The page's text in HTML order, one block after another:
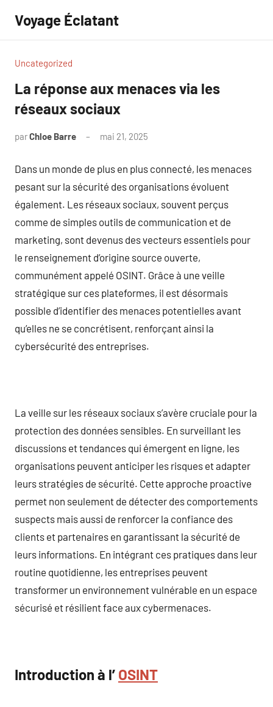
contenu
Voyage Éclatant
Uncategorized
La réponse aux menaces via les
réseaux sociaux
parChloe Barre mai 21, 2025
Dans un monde de plus en plus connecté, les menaces
pesant sur la sécurité des organisations évoluent
également. Les réseaux sociaux, souvent perçus
comme de simples outils de communication et de
marketing, sont devenus des vecteurs essentiels pour
le renseignement d’origine source ouverte,
communément appelé OSINT. Grâce à une veille
stratégique sur ces plateformes, il est désormais
possible d’identifier des menaces potentielles avant
qu’elles ne se concrétisent, renforçant ainsi la
cybersécurité des entreprises.
La veille sur les réseaux sociaux s’avère cruciale pour la
protection des données sensibles. En surveillant les
discussions et tendances qui émergent en ligne, les
organisations peuvent anticiper les risques et adapter
leurs stratégies de sécurité. Cette approche proactive
permet non seulement de détecter des comportements
suspects mais aussi de renforcer la confiance des
clients et partenaires en garantissant la sécurité de
leurs informations. En intégrant ces pratiques dans leur
routine quotidienne, les entreprises peuvent
transformer un environnement vulnérable en un espace
sécurisé et résilient face aux cybermenaces.
Introduction à l’ OSINT